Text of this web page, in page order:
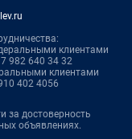
клиентами
982 640 34 32
клиентами
402 4056
за достоверность
объявлениях.